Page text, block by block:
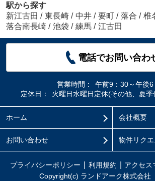
駅から探す
新江古田 / 東長崎 / 中井 / 要町 / 落合 / 椎
落合南長崎 / 池袋 / 練馬 / 江古田
電話でお問い合わ
営業時間：
午前9：30～午後
定休日：
火曜日水曜日定休(その他、夏
ホーム 会社概要
お問い合わせ 物件リクエ
プライバシーポリシー 利用規約 アクセス
Copyright(c) ランドアーク株式会